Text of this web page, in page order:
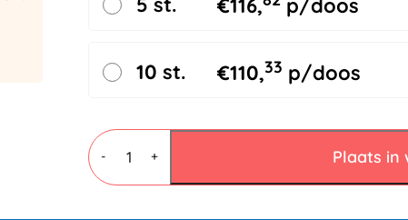
€116, p/doos
10 st. €110,33 p/doos
-
Luchtkussenfolie
zakken
100x165mm
aantal
+ Plaats in